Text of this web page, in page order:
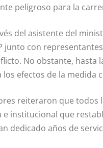
peligroso para la
del asistente del
junto con
No obstante,
efectos de la medida
reiteraron que
institucional que
dedicado años de